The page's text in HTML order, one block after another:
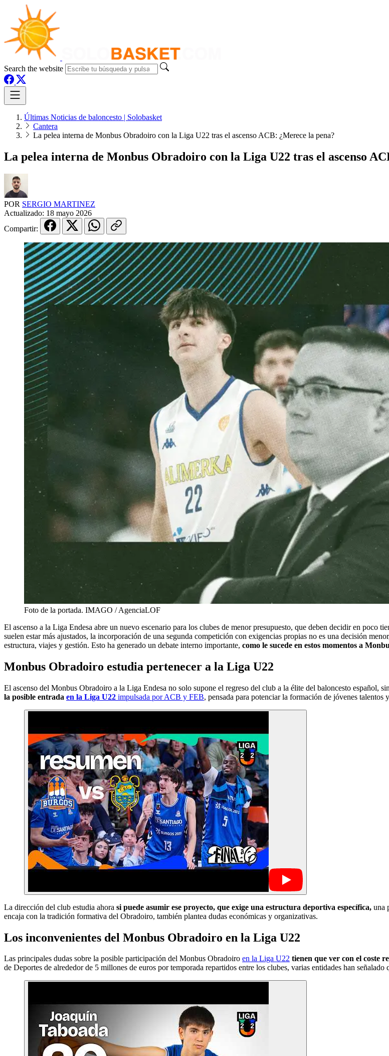
Search the website
Últimas Noticias de baloncesto | Solobasket
Cantera
La pelea interna de Monbus Obradoiro con la Liga U22 tras el ascenso ACB: ¿Merece la pena?
La pelea interna de Monbus Obradoiro con la Liga U22 tras el ascenso
POR SERGIO MARTINEZ
Actualizado: 18 mayo 2026
Compartir:
Foto de la portada. IMAGO / AgenciaLOF
El ascenso a la Liga Endesa abre un nuevo escenario para los clubes de menor presupuesto, que deben decidir en poco
suelen estar más ajustados, la incorporación de una segunda competición con exigencias propias no es una decisión
estructura, viajes y gestión. Esto ha generado un debate interno importante, como le sucede en estos momentos a
Monbus Obradoiro estudia pertenecer a la Liga U22
El ascenso del Monbus Obradoiro a la Liga Endesa no solo supone el regreso del club a la élite del baloncesto español,
la posible entrada en la Liga U22 impulsada por ACB y FEB, pensada para potenciar la formación de jóvenes
La dirección del club estudia ahora si puede asumir ese proyecto, que exige una estructura deportiva específica, una
encaja con la tradición formativa del Obradoiro, también plantea dudas económicas y organizativas.
Los inconvenientes del Monbus Obradoiro en la Liga U22
Las principales dudas sobre la posible participación del Monbus Obradoiro en la Liga U22 tienen que ver con el coste
de Deportes de alrededor de 5 millones de euros por temporada repartidos entre los clubes, varias entidades han